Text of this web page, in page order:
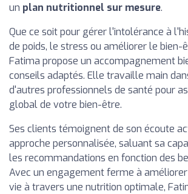
un plan nutritionnel sur mesure.
Que ce soit pour gérer l'intolérance à
de poids, le stress ou améliorer le bien-
Fatima propose un accompagnement
conseils adaptés. Elle travaille main
d'autres professionnels de santé pour
global de votre bien-être.
Ses clients témoignent de son écoute
approche personnalisée, saluant sa
les recommandations en fonction des
Avec un engagement ferme à
vie à travers une nutrition optimale,